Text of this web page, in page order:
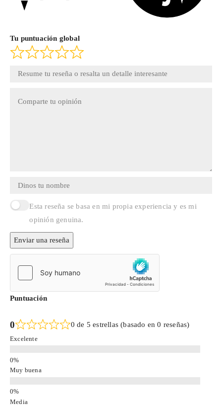
Tu puntuación global
Esta reseña se basa en mi propia experiencia y es mi
opinión genuina.
Enviar una reseña
Puntuación
0 0 de 5 estrellas (basado en 0 reseñas)
Excelente
Muy buena
Media